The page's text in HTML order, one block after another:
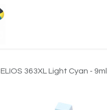
ELIOS 363XL Light Cyan -